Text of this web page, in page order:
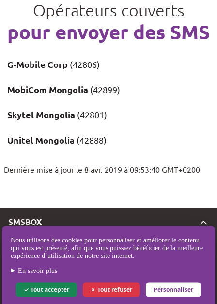
Nous utilisons des cookies pour personnaliser et améliorer le contenu
qui vous est présenté, afin que vous puissiez bénéficier de la meilleure
expérience d’utilisation de notre site internet.
En savoir plus
Tout accepter Tout refuser Personnaliser
Opérateurs couverts
pour envoyer des SMS
G-Mobile Corp (42806)
MobiCom Mongolia (42899)
Skytel Mongolia (42801)
Unitel Mongolia (42888)
Dernière mise à jour le 8 avr. 2019 à 09:53:40 GMT+0200
SMSBOX
Tarifs SMS
Couverture SMS
Qui sommes-nous ?
Mentions légales
Conditions Générales d’Utilisation et de Vente